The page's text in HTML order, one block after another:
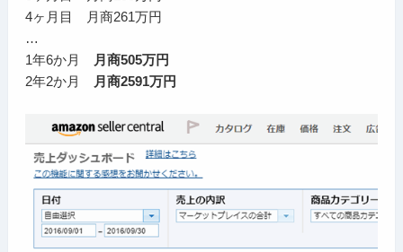
4ヶ月目 月商261万円
…
1年6か月
月商505万円
2年2か月
月商2591万円